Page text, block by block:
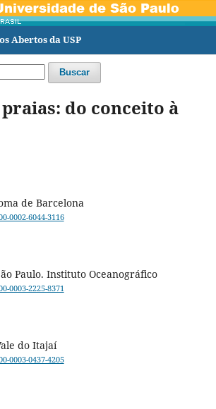
Abertos da USP
Buscar
do conceito à
de Barcelona
0002-6044-3116
Paulo. Instituto Oceanográfico
0003-2225-8371
do Itajaí
0003-0437-4205